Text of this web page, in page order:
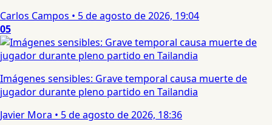
Carlos Campos • 5 de agosto de 2026, 19:04
05
Imágenes sensibles: Grave temporal causa muerte de
jugador durante pleno partido en Tailandia
Javier Mora • 5 de agosto de 2026, 18:36